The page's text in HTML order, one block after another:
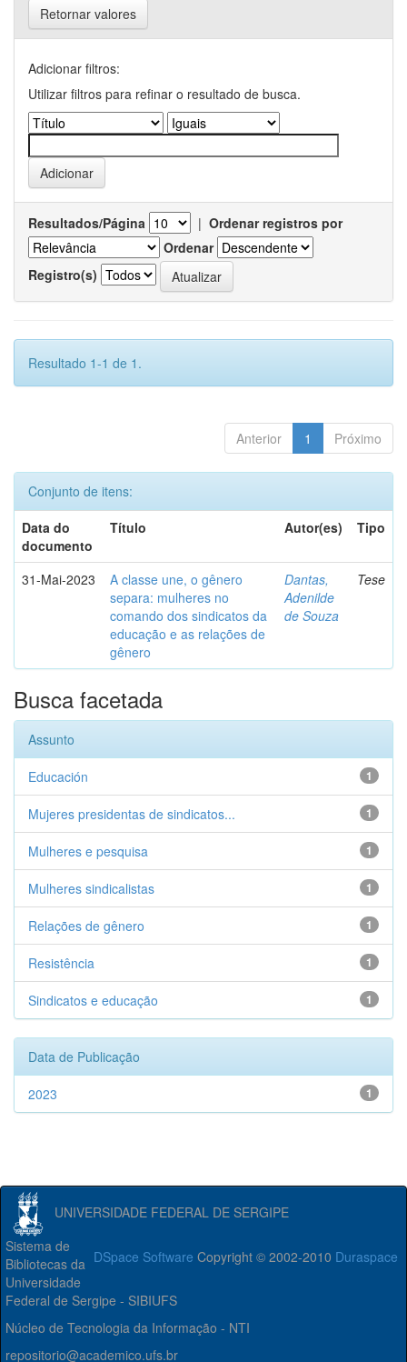
Retornar valores
Adicionar filtros:
Utilizar filtros para refinar o resultado de busca.
Resultados/Página | Ordenar registros por
Ordenar
Registro(s)
Resultado 1-1 de 1.
Anterior 1 Próximo
Conjunto de itens:
Data do
documento
Título Autor(es) Tipo
31-Mai-2023
A classe une, o gênero
separa: mulheres no
comando dos sindicatos da
educação e as relações de
gênero
Dantas,
Adenilde
de Souza
Tese
Busca facetada
Assunto
1
Educación
1
Mujeres presidentas de sindicatos...
1
Mulheres e pesquisa
1
Mulheres sindicalistas
1
Relações de gênero
1
Resistência
1
Sindicatos e educação
Data de Publicação
1
2023
UNIVERSIDADE FEDERAL DE SERGIPE
DSpace Software Copyright © 2002-2010 Duraspace
Sistema de
Bibliotecas da
Universidade
Federal de Sergipe - SIBIUFS
Núcleo de Tecnologia da Informação - NTI
repositorio@academico.ufs.br